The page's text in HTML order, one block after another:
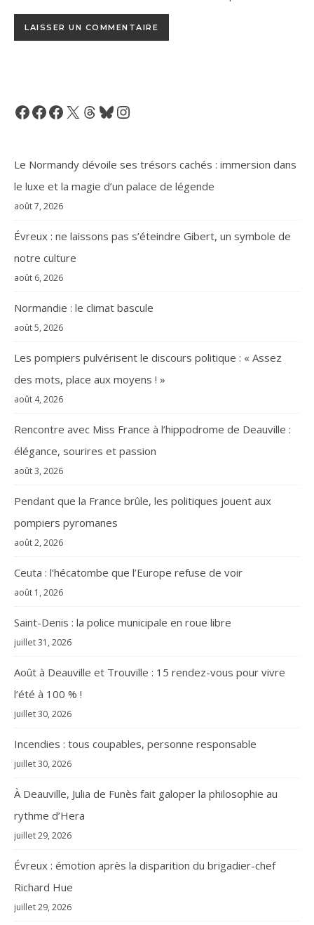
Facebook
Facebook
Facebook
X Threads
BlueskyInstagram
Le Normandy dévoile ses trésors cachés : immersion dans
le luxe et la magie d’un palace de légende
août 7, 2026
Évreux : ne laissons pas s’éteindre Gibert, un symbole de
notre culture
août 6, 2026
Normandie : le climat bascule
août 5, 2026
Les pompiers pulvérisent le discours politique : « Assez
des mots, place aux moyens ! »
août 4, 2026
Rencontre avec Miss France à l’hippodrome de Deauville :
élégance, sourires et passion
août 3, 2026
Pendant que la France brûle, les politiques jouent aux
pompiers pyromanes
août 2, 2026
Ceuta : l’hécatombe que l’Europe refuse de voir
août 1, 2026
Saint-Denis : la police municipale en roue libre
juillet 31, 2026
Août à Deauville et Trouville : 15 rendez-vous pour vivre
l’été à 100 % !
juillet 30, 2026
Incendies : tous coupables, personne responsable
juillet 30, 2026
À Deauville, Julia de Funès fait galoper la philosophie au
rythme d’Hera
juillet 29, 2026
Évreux : émotion après la disparition du brigadier-chef
Richard Hue
juillet 29, 2026